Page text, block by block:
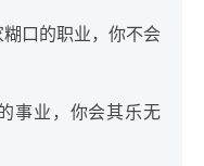
口的职业，你不会
事业，你会其乐无